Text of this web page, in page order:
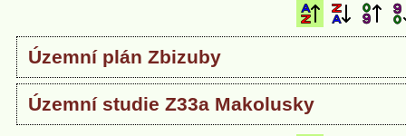
Územní plán Zbizuby
Územní studie Z33a Makolusky